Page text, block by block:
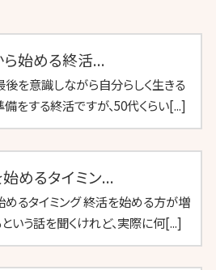
始める終活...
後を意識しながら自分らしく生きる
をする終活ですが、50代くらい[...]
めるタイミン...
るタイミング 終活を始める方が増
いう話を聞くけれど、実際に何[...]